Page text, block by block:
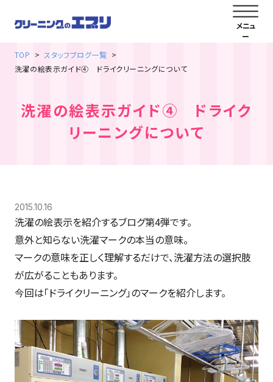
TOP
スタッフブログ一覧
洗濯の絵表示ガイド④ ドライクリーニングについて
洗濯の絵表示ガイド④ ドライク
リーニングについて
2015.10.16
洗濯の絵表示を紹介するブログ第4弾です。
意外と知らない洗濯マークの本当の意味。
マークの意味を正しく理解するだけで、洗濯方法の選択肢
が広がることもあります。
今回は「ドライクリーニング」のマークを紹介します。